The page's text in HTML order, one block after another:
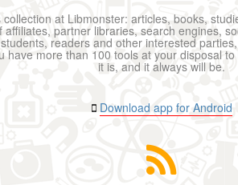
at Libmonster: articles, books,
partner libraries, search engines,
readers and other interested
have more than 100 tools at your disposal
it is, and it always will be.
Download app for Android